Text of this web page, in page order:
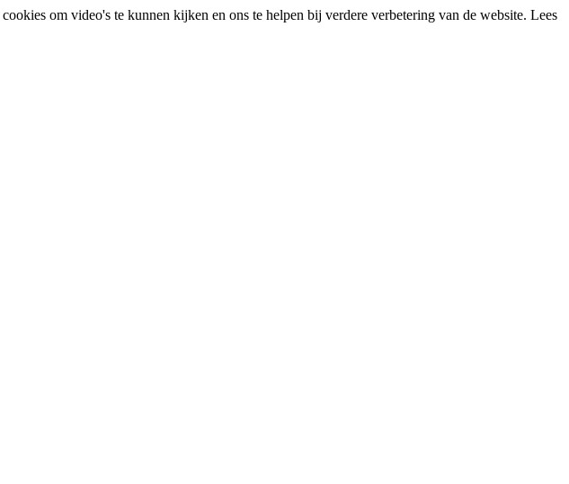
om video's te kunnen kijken en ons te helpen bij verdere verbetering van de website. Lees